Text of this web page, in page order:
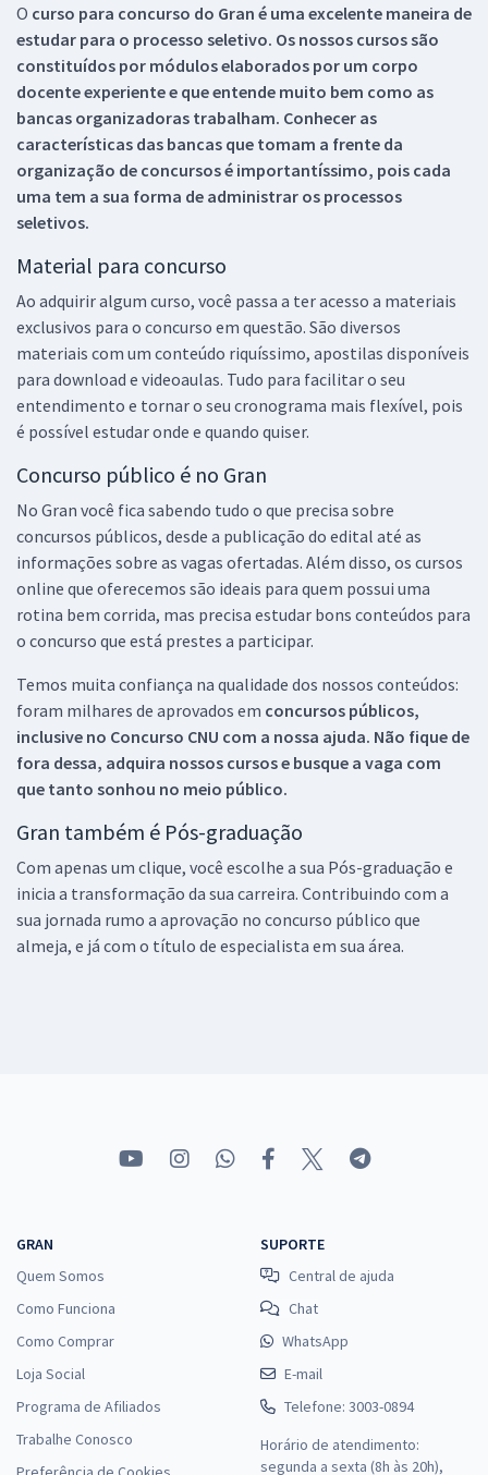
O curso para concurso do Gran é uma excelente maneira de
estudar para o processo seletivo. Os nossos cursos são
constituídos por módulos elaborados por um corpo
docente experiente e que entende muito bem como as
bancas organizadoras trabalham. Conhecer as
características das bancas que tomam a frente da
organização de concursos é importantíssimo, pois cada
uma tem a sua forma de administrar os processos
seletivos.
Material para concurso
Ao adquirir algum curso, você passa a ter acesso a materiais
exclusivos para o concurso em questão. São diversos
materiais com um conteúdo riquíssimo, apostilas disponíveis
para download e videoaulas. Tudo para facilitar o seu
entendimento e tornar o seu cronograma mais flexível, pois
é possível estudar onde e quando quiser.
Concurso público é no Gran
No Gran você fica sabendo tudo o que precisa sobre
concursos públicos, desde a publicação do edital até as
informações sobre as vagas ofertadas. Além disso, os cursos
online que oferecemos são ideais para quem possui uma
rotina bem corrida, mas precisa estudar bons conteúdos para
o concurso que está prestes a participar.
Temos muita confiança na qualidade dos nossos conteúdos:
foram milhares de aprovados em concursos públicos,
inclusive no Concurso CNU com a nossa ajuda. Não fique de
fora dessa, adquira nossos cursos e busque a vaga com
que tanto sonhou no meio público.
Gran também é Pós-graduação
Com apenas um clique, você escolhe a sua Pós-graduação e
inicia a transformação da sua carreira. Contribuindo com a
sua jornada rumo a aprovação no concurso público que
almeja, e já com o título de especialista em sua área.
GRAN
Quem Somos
Como Funciona
Como Comprar
Loja Social
Programa de Afiliados
Trabalhe Conosco
SUPORTE
Central de ajuda
Chat
WhatsApp
E-mail
Telefone: 3003-0894
Horário de atendimento:
segunda a sexta (8h às 20h),